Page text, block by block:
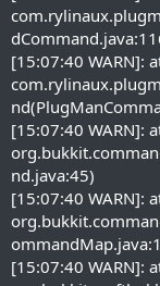
[15:07:40 WARN]:
[15:07:40 WARN]:
nd.java:45)
[15:07:40 WARN]:
[15:07:40 WARN]: